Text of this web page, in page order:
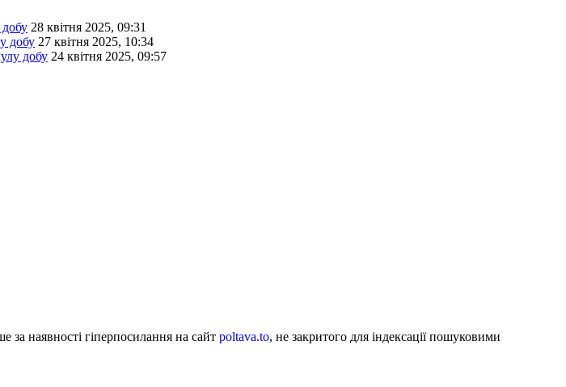
28 квітня 2025, 09:31
добу 27 квітня 2025, 10:34
добу 24 квітня 2025, 09:57
за наявності гіперпосилання на сайт poltava.to, не закритого для індексації пошуковими